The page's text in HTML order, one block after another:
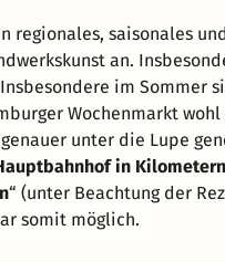
regionales, saisonales
an.
im Sommer
Wochenmarkt
unter die Lupe
in Kilometern
“ (unter Beachtung der
somit möglich.